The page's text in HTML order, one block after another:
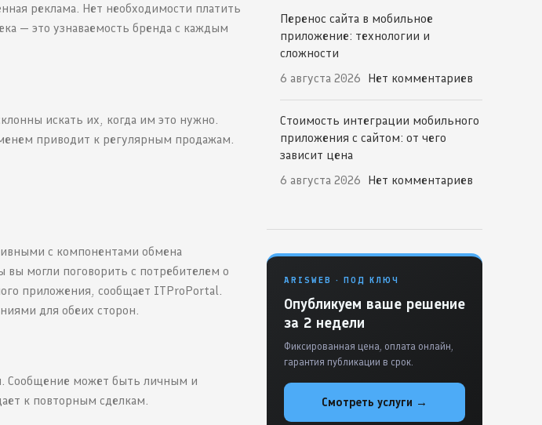
реклама. Нет необходимости платить
— это узнаваемость бренда с каждым
искать их, когда им это нужно.
приводит к регулярным продажам.
с компонентами обмена
могли поговорить с потребителем о
приложения, сообщает ITProPortal.
для обеих сторон.
Сообщение может быть личным и
к повторным сделкам.
Перенос сайта в мобильное
приложение: технологии и
сложности
6 августа 2026 Нет комментариев
Стоимость интеграции мобильного
приложения с сайтом: от чего
зависит цена
6 августа 2026 Нет комментариев
ARISWEB · ПОД КЛЮЧ
Опубликуем ваше решение
за 2 недели
Фиксированная цена, оплата онлайн,
гарантия публикации в срок.
Смотреть услуги →